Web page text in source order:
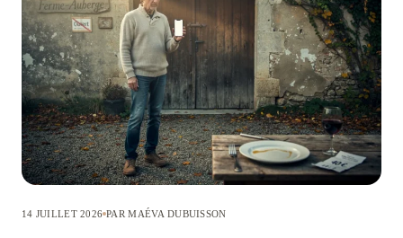
14 JUILLET 2026 PAR MAÉVA DUBUISSON